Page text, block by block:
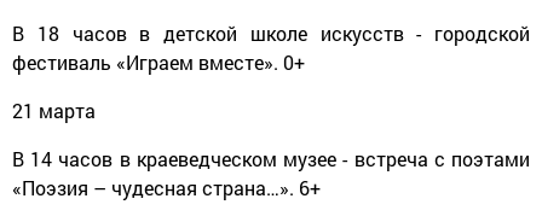
В 18 часов в детской школе искусств - городской
фестиваль «Играем вместе». 0+
21 марта
В 14 часов в краеведческом музее - встреча с поэтами
«Поэзия – чудесная страна…». 6+